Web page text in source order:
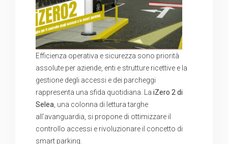
Efficienza operativa e sicurezza sono priorità
assolute per aziende, enti e strutture ricettive e la
gestione degli accessi e dei parcheggi
rappresenta una sfida quotidiana. La iZero 2 di
Selea , una colonna di lettura targhe
all’avanguardia, si propone di ottimizzare il
controllo accessi e rivoluzionare il concetto di
smart parking.